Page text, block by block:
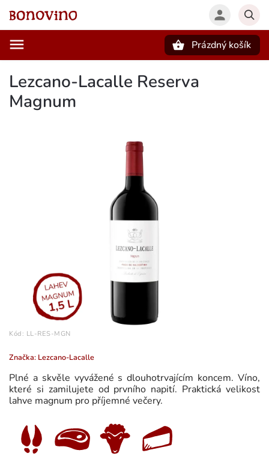
Prázdný košík
Lezcano-Lacalle Reserva
Magnum
Kód: LL-RES-MGN
Značka: Lezcano-Lacalle
Plné a skvěle vyvážené s dlouhotrvajícím koncem. Víno,
které si zamilujete od prvního napití. Praktická velikost
lahve magnum pro příjemné večery.